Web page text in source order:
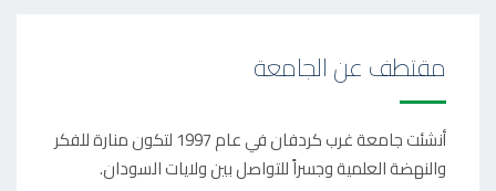
مقتطف عن الجامعة
أنشئت جامعة غرب كردفان في عام 1997 لتكون منارة للفكر
والنهضة العلمية وجسراً للتواصل بين ولايات السودان.